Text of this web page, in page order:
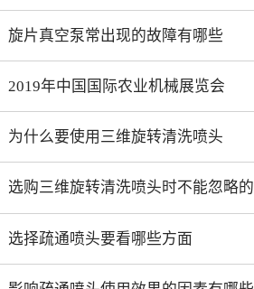
旋片真空泵常出现的故障有哪些
2019年中国国际农业机械展览会
为什么要使用三维旋转清洗喷头
选择疏通喷头要看哪些方面